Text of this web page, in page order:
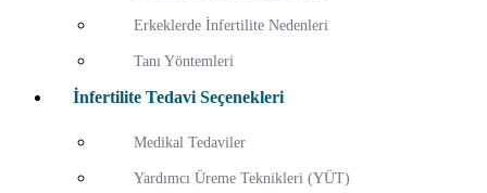
Erkeklerde İnfertilite Nedenleri
Tanı Yöntemleri
İnfertilite Tedavi Seçenekleri
Medikal Tedaviler
Yardımcı Üreme Teknikleri (YÜT)